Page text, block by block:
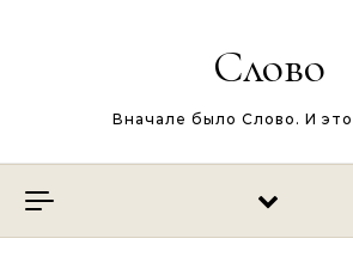
Слово
Вначале было Слово. И